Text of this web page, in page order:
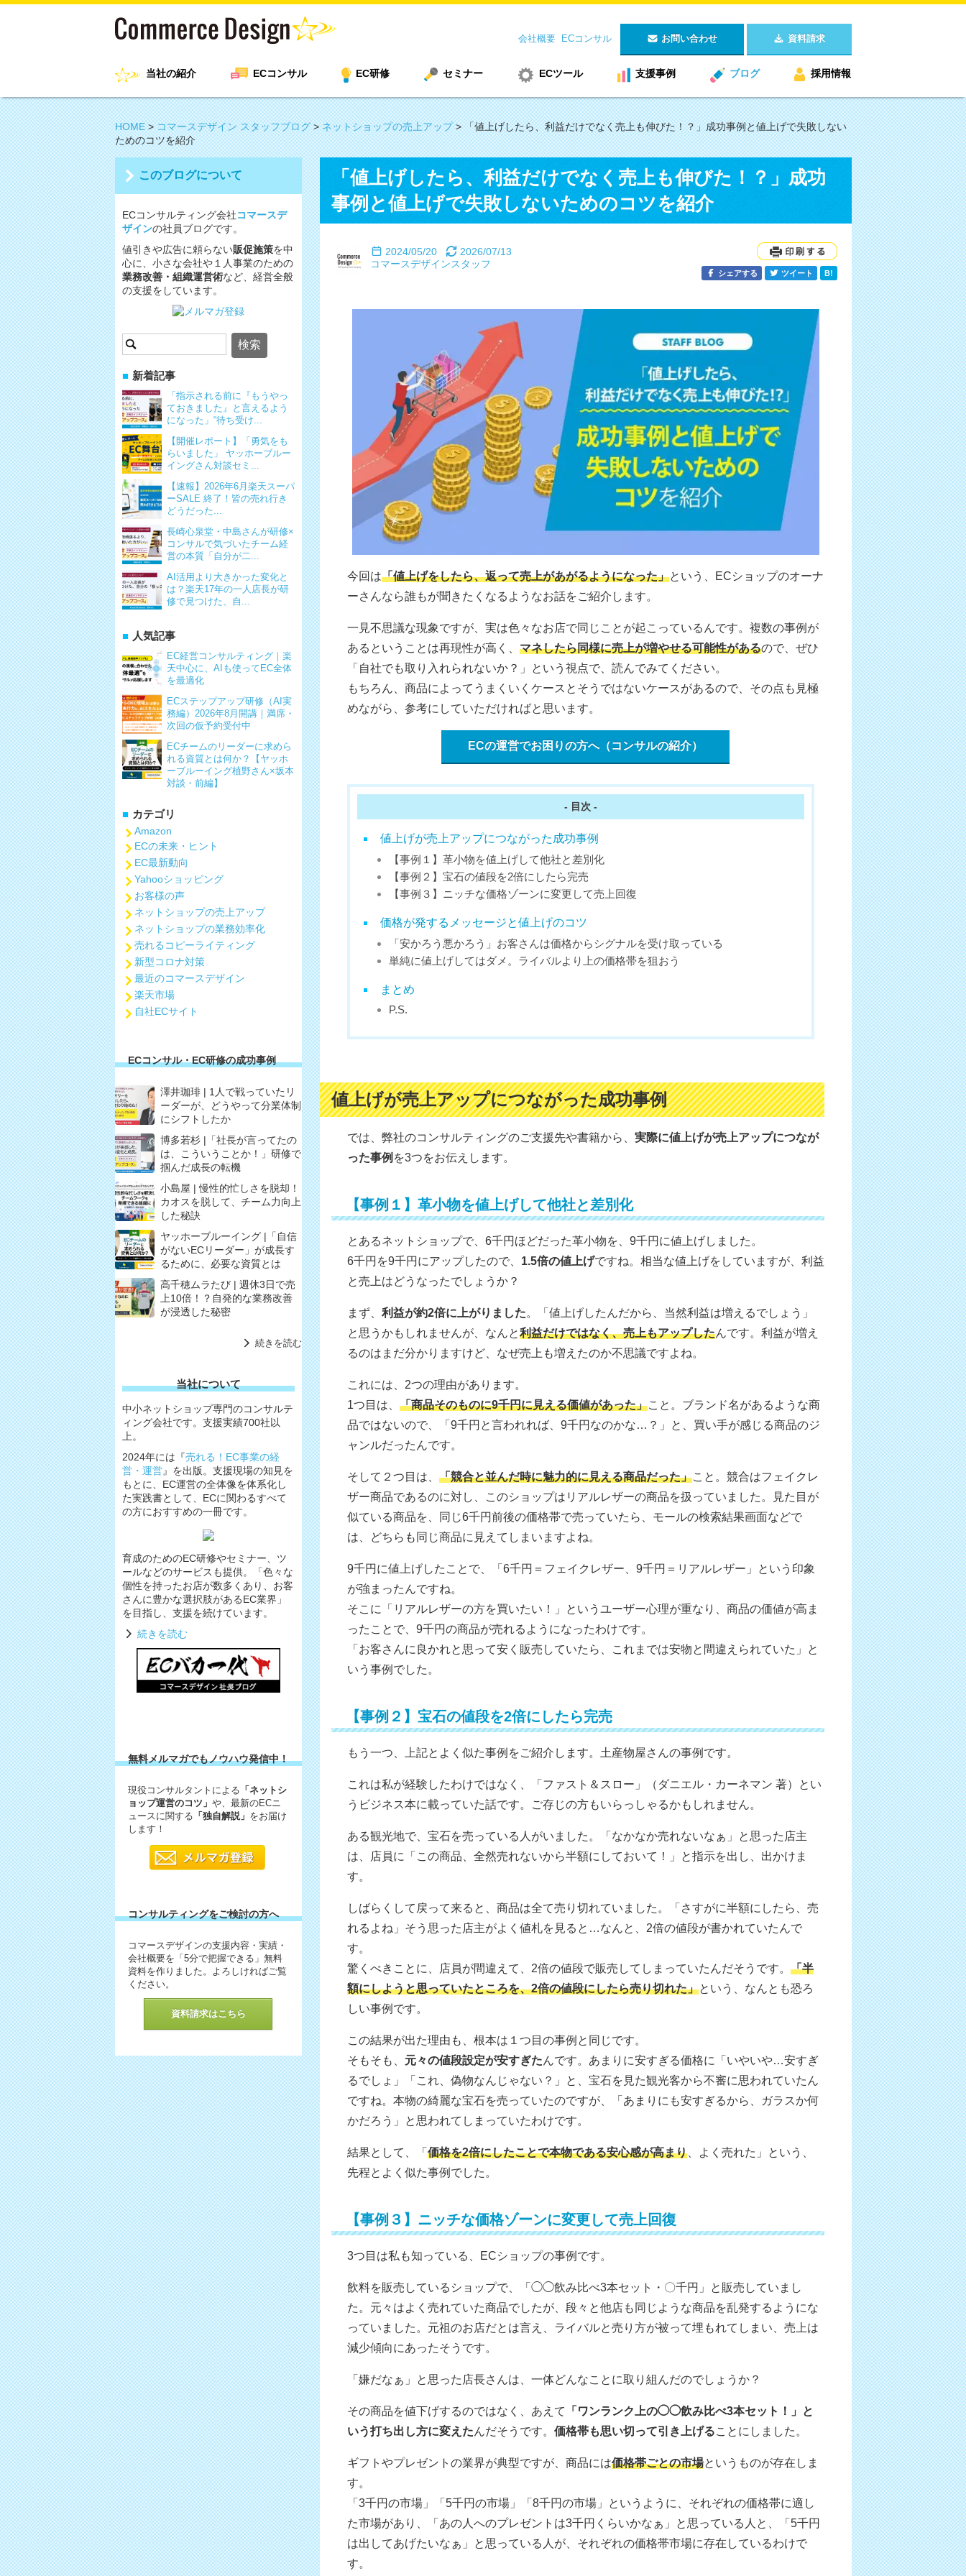
会社概要 ECコンサル お問い合わせ 資料請求
当社の紹介 ECコンサル EC研修 セミナー ECツール 支援事例 ブログ 採用情報
HOME>コマースデザイン スタッフブログ>ネットショップの売上アップ>「値上げしたら、利益だけでなく売上も伸びた！？」成功事例と値上げで失敗しない
ためのコツを紹介
「値上げしたら、利益だけでなく売上も伸びた！？」成功
事例と値上げで失敗しないためのコツを紹介
2024/05/20
2026/07/13
コマースデザインスタッフ
シェアする ツイート B!
今回は「値上げをしたら、返って売上があがるようになった」という、ECショップのオーナ
ーさんなら誰もが聞きたくなるようなお話をご紹介します。
一見不思議な現象ですが、実は色々なお店で同じことが起こっているんです。複数の事例が
あるということは再現性が高く、 マネしたら同様に売上が増やせる可能性があるので、ぜひ
「自社でも取り入れられないか？」という視点で、読んでみてください。
もちろん、商品によってうまくいくケースとそうではないケースがあるので、その点も見極
めながら、参考にしていただければと思います。
ECの運営でお困りの方へ（コンサルの紹介）
- 目次 -
値上げが売上アップにつながった成功事例
【事例１】革小物を値上げして他社と差別化
【事例２】宝石の値段を2倍にしたら完売
【事例３】ニッチな価格ゾーンに変更して売上回復
価格が発するメッセージと値上げのコツ
「安かろう悪かろう」お客さんは価格からシグナルを受け取っている
単純に値上げしてはダメ。ライバルより上の価格帯を狙おう
まとめ
P.S.
値上げが売上アップにつながった成功事例
では、弊社のコンサルティングのご支援先や書籍から、 実際に値上げが売上アップにつなが
った事例 を3つをお伝えします。
【事例１】革小物を値上げして他社と差別化
とあるネットショップで、6千円ほどだった革小物を、9千円に値上げしました。
6千円を9千円にアップしたので、 1.5倍の値上げですね。相当な値上げをしていますが、利益
と売上はどうなったでしょうか？
まず、 利益が約2倍に上がりました。「値上げしたんだから、当然利益は増えるでしょう」
と思うかもしれませんが、なんと利益だけではなく、売上もアップしたんです。利益が増え
るのはまだ分かりますけど、なぜ売上も増えたのか不思議ですよね。
これには、2つの理由があります。
1つ目は、 「商品そのものに9千円に見える価値があった」こと。ブランド名があるような商
品ではないので、「9千円と言われれば、9千円なのかな…？」と、買い手が感じる商品のジ
ャンルだったんです。
そして２つ目は、 「競合と並んだ時に魅力的に見える商品だった」こと。競合はフェイクレ
ザー商品であるのに対し、このショップはリアルレザーの商品を扱っていました。見た目が
似ている商品を、同じ6千円前後の価格帯で売っていたら、モールの検索結果画面などで
は、どちらも同じ商品に見えてしまいますよね。
9千円に値上げしたことで、「6千円＝フェイクレザー、9千円＝リアルレザー」という印象
が強まったんですね。
そこに「リアルレザーの方を買いたい！」というユーザー心理が重なり、商品の価値が高ま
ったことで、9千円の商品が売れるようになったわけです。
「お客さんに良かれと思って安く販売していたら、これまでは安物と間違えられていた」と
いう事例でした。
【事例２】宝石の値段を2倍にしたら完売
もう一つ、上記とよく似た事例をご紹介します。土産物屋さんの事例です。
これは私が経験したわけではなく、「ファスト＆スロー」（ダニエル・カーネマン 著）とい
うビジネス本に載っていた話です。ご存じの方もいらっしゃるかもしれません。
ある観光地で、宝石を売っている人がいました。「なかなか売れないなぁ」と思った店主
は、店員に「この商品、全然売れないから半額にしておいて！」と指示を出し、出かけま
す。
しばらくして戻って来ると、商品は全て売り切れていました。「さすがに半額にしたら、売
れるよね」そう思った店主がよく値札を見ると…なんと、2倍の値段が書かれていたんで
す。
驚くべきことに、店員が間違えて、2倍の値段で販売してしまっていたんだそうです。 「半
額にしようと思っていたところを、2倍の値段にしたら売り切れた」という、なんとも恐ろ
しい事例です。
この結果が出た理由も、根本は１つ目の事例と同じです。
そもそも、 元々の値段設定が安すぎたんです。あまりに安すぎる価格に「いやいや…安すぎ
るでしょ」「これ、偽物なんじゃない？」と、宝石を見た観光客から不審に思われていたん
ですね。本物の綺麗な宝石を売っていたのですが、「あまりにも安すぎるから、ガラスか何
かだろう」と思われてしまっていたわけです。
結果として、「 価格を2倍にしたことで本物である安心感が高まり、よく売れた」という、
先程とよく似た事例でした。
【事例３】ニッチな価格ゾーンに変更して売上回復
3つ目は私も知っている、ECショップの事例です。
飲料を販売しているショップで、「◯◯飲み比べ3本セット・〇千円」と販売していまし
た。元々はよく売れていた商品でしたが、段々と他店も同じような商品を乱発するようにな
っていました。元祖のお店だとは言え、ライバルと売り方が被って埋もれてしまい、売上は
減少傾向にあったそうです。
「嫌だなぁ」と思った店長さんは、一体どんなことに取り組んだのでしょうか？
その商品を値下げするのではなく、あえて 「ワンランク上の◯◯飲み比べ3本セット！」と
いう打ち出し方に変えたんだそうです。 価格帯も思い切って引き上げることにしました。
ギフトやプレゼントの業界が典型ですが、商品には価格帯ごとの市場というものが存在しま
す。
「3千円の市場」「5千円の市場」「8千円の市場」というように、それぞれの価格帯に適し
た市場があり、「あの人へのプレゼントは3千円くらいかなぁ」と思っている人と、「5千円
は出してあげたいなぁ」と思っている人が、それぞれの価格帯市場に存在しているわけで
す。
このブログについて
ECコンサルティング会社コマースデ
ザインの社員ブログです。
値引きや広告に頼らない販促施策を中
心に、小さな会社や１人事業のための
業務改善・組織運営術など、経営全般
の支援をしています。
検
索:
新着記事
「指示される前に『もうやっ
ておきました』と言えるよう
になった」“待ち受け...
【開催レポート】「勇気をも
らいました」 ヤッホーブルー
イングさん対談セミ...
【速報】2026年6月楽天スーパ
ーSALE 終了！皆の売れ行き
どうだった...
長崎心泉堂・中島さんが研修×
コンサルで気づいたチーム経
営の本質「自分が二...
AI活用より大きかった変化と
は？楽天17年の一人店長が研
修で見つけた、自...
人気記事
EC経営コンサルティング｜楽
天中心に、AIも使ってEC全体
を最適化
ECステップアップ研修（AI実
務編）2026年8月開講｜満席・
次回の仮予約受付中
ECチームのリーダーに求めら
れる資質とは何か？【ヤッホ
ーブルーイング植野さん×坂本
対談・前編】
カテゴリ
Amazon
ECの未来・ヒント
EC最新動向
Yahooショッピング
お客様の声
ネットショップの売上アップ
ネットショップの業務効率化
売れるコピーライティング
新型コロナ対策
最近のコマースデザイン
楽天市場
自社ECサイト
ECコンサル・EC研修の成功事例
澤井珈琲 | 1人で戦っていたリ
ーダーが、どうやって分業体制
にシフトしたか
博多若杉 |「社長が言ってたの
は、こういうことか！」研修で
掴んだ成長の転機
小島屋 | 慢性的忙しさを脱却！
カオスを脱して、チーム力向上
した秘訣
ヤッホーブルーイング |「自信
がないECリーダー」が成長す
るために、必要な資質とは
高千穂ムラたび | 週休3日で売
上10倍！？自発的な業務改善
が浸透した秘密
続きを読む
当社について
中小ネットショップ専門のコンサルテ
ィング会社です。支援実績700社以
上。
2024年には『売れる！EC事業の経
営・運営』を出版。支援現場の知見を
もとに、EC運営の全体像を体系化し
た実践書として、ECに関わるすべて
の方におすすめの一冊です。
育成のためのEC研修やセミナー、ツ
ールなどのサービスも提供。「色々な
個性を持ったお店が数多くあり、お客
さんに豊かな選択肢があるEC業界」
を目指し、支援を続けています。
続きを読む
無料メルマガでもノウハウ発信中！
現役コンサルタントによる 「ネットシ
ョップ運営のコツ」 や、最新のECニ
ュースに関する 「独自解説」 をお届け
します！
コンサルティングをご検討の方へ
コマースデザインの支援内容・実績・
会社概要を「5分で把握できる」無料
資料を作りました。よろしければご覧
ください。
資料請求はこちら